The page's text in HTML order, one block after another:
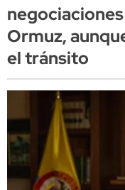
Ormuz,
el tránsito